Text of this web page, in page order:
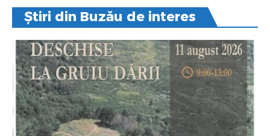
Știri din Buzău de interes